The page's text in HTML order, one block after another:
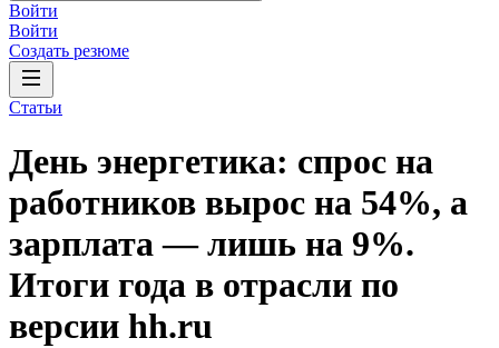
Войти
Войти
Создать резюме
Статьи
День энергетика: спрос на
работников вырос на 54%, а
зарплата — лишь на 9%.
Итоги года в отрасли по
версии hh.ru